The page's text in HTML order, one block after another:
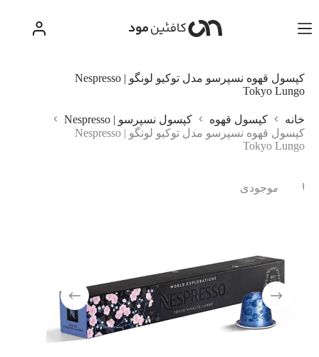
محتوا
کپسول قهوه نسپرسو مدل توکیو لونگو | Nespresso
Tokyo Lungo
خانه کپسول قهوه
کپسول نسپرسو | Nespresso
کپسول قهوه نسپرسو مدل توکیو لونگو | Nespresso
Tokyo Lungo
اتمام موجودی